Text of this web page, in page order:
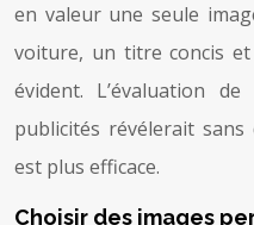
en valeur une seule
voiture, un titre concis et
évident. L’évaluation
publicités révélerait
est plus efficace.
Choisir des images